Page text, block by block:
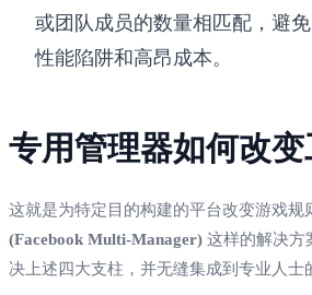
或团队成员的数量相匹配，避
性能陷阱和高昂成本。
专用管理器如何改
这就是为特定目的构建的平台改变游戏规
(Facebook Multi-Manager) 这样的解决方
决上述四大支柱，并无缝集成到专业人士